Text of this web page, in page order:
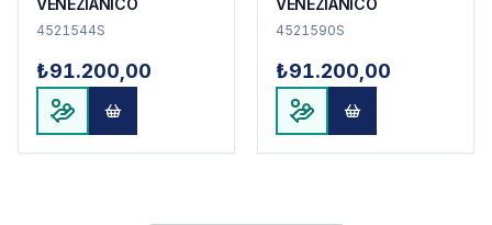
4521544S
₺91.200,00
4521590S
₺91.200,00